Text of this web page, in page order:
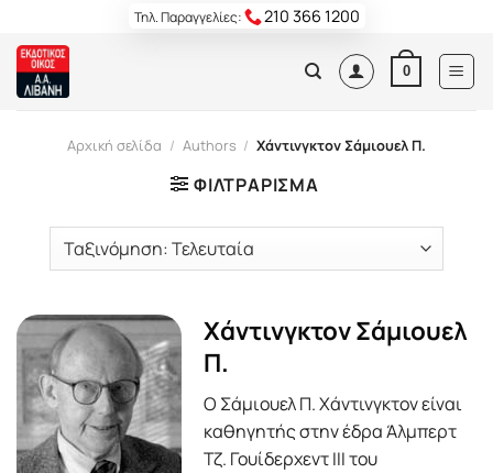
content
Τηλ. Παραγγελίες: 210 366 1200
0
Αρχική σελίδα / Authors / Χάντινγκτον Σάμιουελ Π.
ΦΙΛΤΡΆΡΙΣΜΑ
Χάντινγκτον Σάμιουελ
Π.
Ο Σάμιουελ Π. Χάντινγκτον είναι
καθηγητής στην έδρα Άλμπερτ
Τζ. Γουίδερχεντ ΙΙΙ του